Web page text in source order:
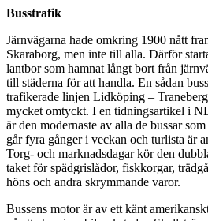
Busstrafik
Järnvägarna hade omkring 1900 nått
Skaraborg, men inte till alla. Därför
lantbor som hamnat långt bort från
till städerna för att handla. En sådan
trafikerade linjen Lidköping –
mycket omtyckt. I en tidningsartikel i
är den modernaste av alla de bussar
går fyra gånger i veckan och turlista är
Torg- och marknadsdagar kör den
taket för spädgrislådor, fiskkorgar,
höns och andra skrymmande varor.
Bussens motor är av ett känt